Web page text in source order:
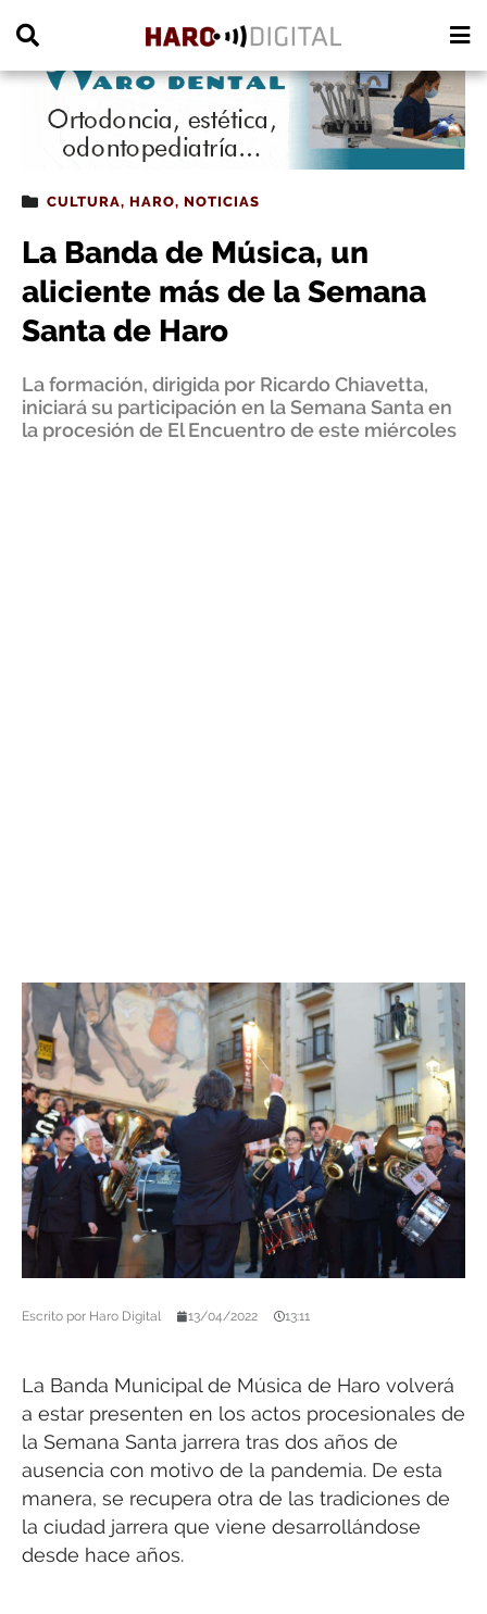
CULTURA, HARO, NOTICIAS
La Banda de Música, un
aliciente más de la Semana
Santa de Haro
La formación, dirigida por Ricardo Chiavetta,
iniciará su participación en la Semana Santa en
la procesión de El Encuentro de este miércoles
Escrito por Haro Digital 13/04/2022 13:11
La Banda Municipal de Música de Haro volverá
a estar presenten en los actos procesionales de
la Semana Santa jarrera tras dos años de
ausencia con motivo de la pandemia. De esta
manera, se recupera otra de las tradiciones de
la ciudad jarrera que viene desarrollándose
desde hace años.